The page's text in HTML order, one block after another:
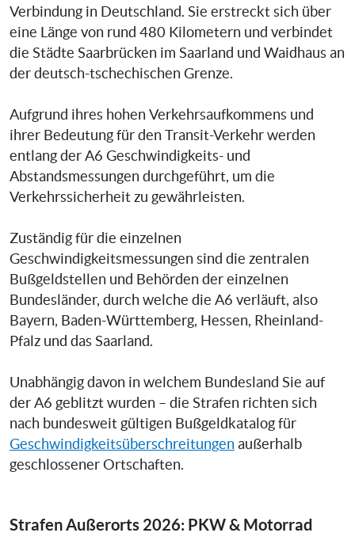
Verbindung in Deutschland. Sie erstreckt sich über
eine Länge von rund 480 Kilometern und verbindet
die Städte Saarbrücken im Saarland und Waidhaus an
der deutsch-tschechischen Grenze.
Aufgrund ihres hohen Verkehrsaufkommens und
ihrer Bedeutung für den Transit-Verkehr werden
entlang der A6 Geschwindigkeits- und
Abstandsmessungen durchgeführt, um die
Verkehrssicherheit zu gewährleisten.
Zuständig für die einzelnen
Geschwindigkeitsmessungen sind die zentralen
Bußgeldstellen und Behörden der einzelnen
Bundesländer, durch welche die A6 verläuft, also
Bayern, Baden-Württemberg, Hessen, Rheinland-
Pfalz und das Saarland.
Unabhängig davon in welchem Bundesland Sie auf
der A6 geblitzt wurden – die Strafen richten sich
nach bundesweit gültigen Bußgeldkatalog für
Geschwindigkeitsüberschreitungen außerhalb
geschlossener Ortschaften.
Strafen Außerorts 2026: PKW & Motorrad